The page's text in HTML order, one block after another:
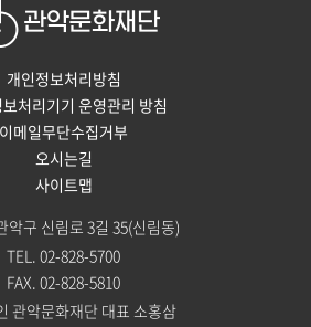
개인정보처리방침
처리기기 운영관리 방침
이메일무단수집거부
오시는길
사이트맵
악구 신림로 3길 35(신림동)
TEL. 02-828-5700
FAX. 02-828-5810
관악문화재단 대표 소홍삼